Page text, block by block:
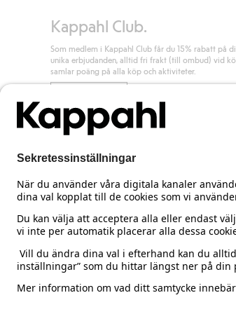
Kappahl Club.
Som medlem i Kappahl Club får du 15% rabatt på
unika erbjudanden, alltid fri frakt (till ombud) vid
samlar poäng på alla köp och aktiviteter.
Sweden Ändra land
Cookies